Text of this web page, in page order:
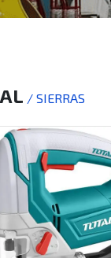
/ SIERRAS